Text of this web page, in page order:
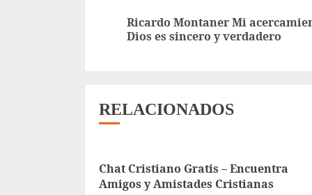
leyendo
Ricardo Montaner Mi
Dios es sincero y verdadero
RELACIONADOS
Chat Cristiano Gratis – Encuentra
Amigos y Amistades Cristianas